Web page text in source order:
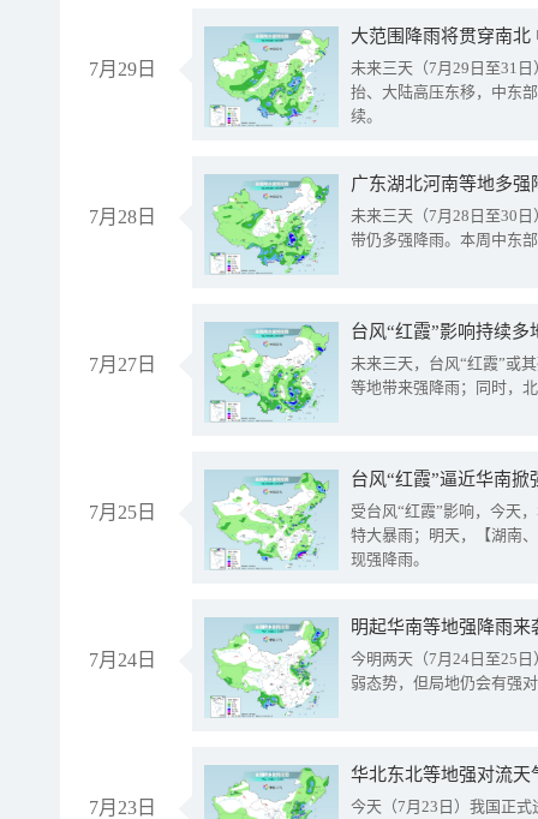
7月29日
大范围降雨将贯穿南
未来三天（7月29日至31
抬、大陆高压东移，中东
续。
7月28日
广东湖北河南等地多
未来三天（7月28日至30
带仍多强降雨。本周中东
7月27日
台风“红霞”影响持续
未来三天，台风“红霞”或
等地带来强降雨；同时，
7月25日
台风“红霞”逼近华南
受台风“红霞”影响，今天
特大暴雨；明天，【湖南
现强降雨。
7月24日
明起华南等地强降雨
今明两天（7月24日至25
弱态势，但局地仍会有强
7月23日
华北东北等地强对流天
今天（7月23日）我国正